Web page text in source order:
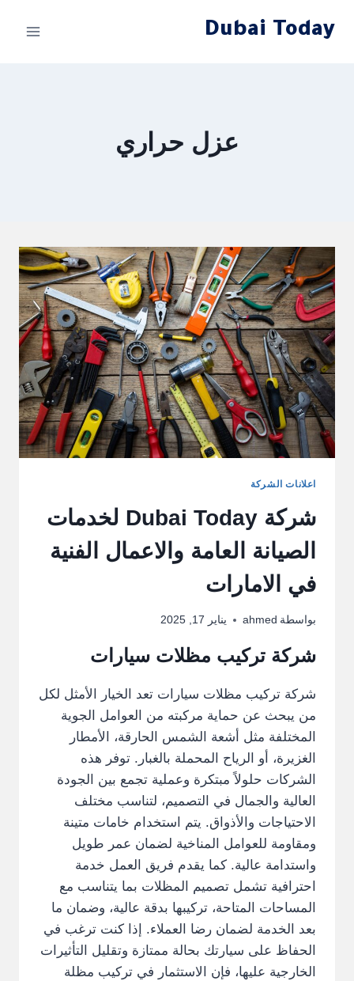
Dubai Today
عزل حراري
اعلانات الشركة
شركة Dubai Today لخدمات
الصيانة العامة والاعمال الفنية
في الامارات
بواسطة ahmed يناير 17, 2025
شركة تركيب مظلات سيارات
شركة تركيب مظلات سيارات تعد الخيار الأمثل لكل
من يبحث عن حماية مركبته من العوامل الجوية
المختلفة مثل أشعة الشمس الحارقة، الأمطار
الغزيرة، أو الرياح المحملة بالغبار. توفر هذه
الشركات حلولاً مبتكرة وعملية تجمع بين الجودة
العالية والجمال في التصميم، لتناسب مختلف
الاحتياجات والأذواق. يتم استخدام خامات متينة
ومقاومة للعوامل المناخية لضمان عمر طويل
واستدامة عالية. كما يقدم فريق العمل خدمة
احترافية تشمل تصميم المظلات بما يتناسب مع
المساحات المتاحة، تركيبها بدقة عالية، وضمان ما
بعد الخدمة لضمان رضا العملاء. إذا كنت ترغب في
الحفاظ على سيارتك بحالة ممتازة وتقليل التأثيرات
الخارجية عليها، فإن الاستثمار في تركيب مظلة